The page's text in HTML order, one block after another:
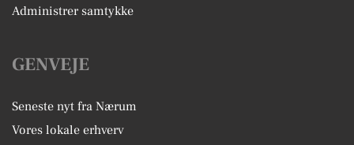
Administrer samtykke
GENVEJE
Seneste nyt fra Nærum
Vores lokale erhverv